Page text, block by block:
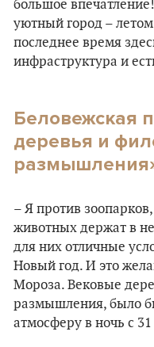
большое
уютный город –
последнее время
инфраструктура и
Беловежская
деревья и
– Я против
животных держат в
для них отличные
Новый год. И это
Мороза. Вековые
размышления, было
атмосферу в ночь с